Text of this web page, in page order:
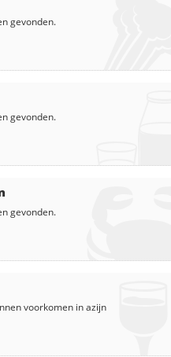
gevonden.
gevonden.
gevonden.
voorkomen inazijn